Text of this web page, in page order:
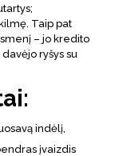
Taip pat
– jo kredito
ryšys su
indėlį,
įvaizdis